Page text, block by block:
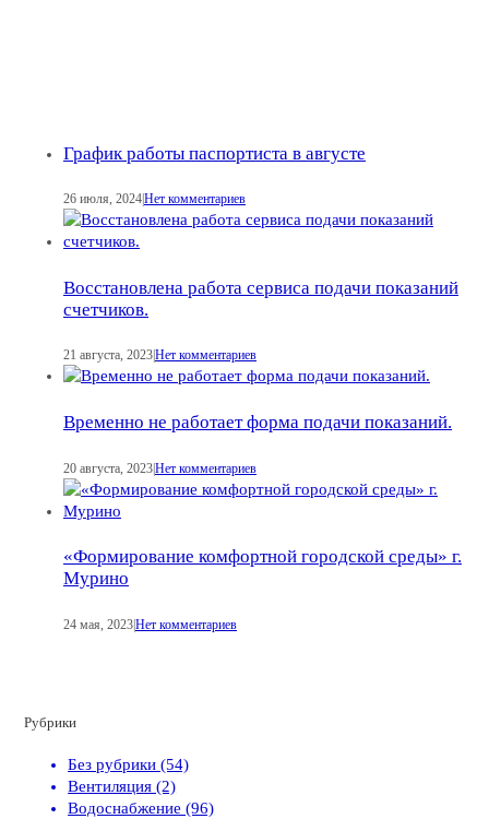
График работы паспортиста в августе
26 июля, 2024Нет комментариев
Восстановлена работа сервиса подачи показаний
счетчиков.
21 августа, 2023Нет комментариев
Временно не работает форма подачи показаний.
20 августа, 2023|Нет комментариев
«Формирование комфортной городской среды» г.
Мурино
24 мая, 2023|Нет комментариев
Рубрики
Без рубрики (54)
Вентиляция (2)
Водоснабжение (96)